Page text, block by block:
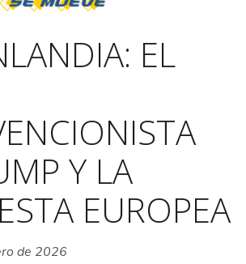
EL
Y LA
EUROPEA
de 2026